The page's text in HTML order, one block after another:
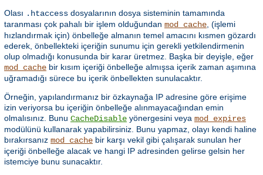
Olası .htaccess dosyalarının dosya sisteminin tamamında
taranması çok pahalı bir işlem olduğundan mod_cache, (işlemi
hızlandırmak için) önbelleğe almanın temel amacını kısmen gözardı
ederek, önbellekteki içeriğin sunumu için gerekli yetkilendirmenin
olup olmadığı konusunda bir karar üretmez. Başka bir deyişle, eğer
mod_cache bir kısım içeriği önbelleğe almışsa içerik zaman aşımına
uğramadığı sürece bu içerik önbellekten sunulacaktır.
Örneğin, yapılandırmanız bir özkaynağa IP adresine göre erişime
izin veriyorsa bu içeriğin önbelleğe alınmayacağından emin
olmalısınız. Bunu CacheDisable yönergesini veya mod_expires
modülünü kullanarak yapabilirsiniz. Bunu yapmaz, olayı kendi haline
bırakırsanız mod_cache bir karşı vekil gibi çalışarak sunulan her
içeriği önbelleğe alacak ve hangi IP adresinden gelirse gelsin her
istemciye bunu sunacaktır.